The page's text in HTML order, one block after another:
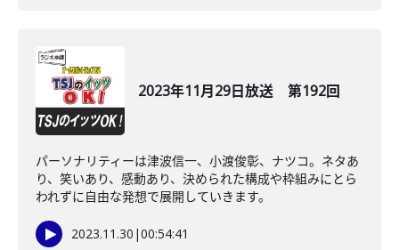
2023年11月29日放送 第192回
パーソナリティーは津波信一、小渡俊彰、ナツコ。ネタあ
り、笑いあり、感動あり、決められた構成や枠組みにとら
われずに自由な発想で展開していきます。
2023.11.30 |00:54:41